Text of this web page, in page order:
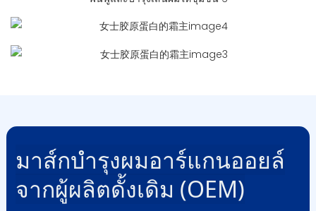
มาส์กบำรุงผมอาร์แกนออยล์
จากผู้ผลิตดั้งเดิม (OEM)